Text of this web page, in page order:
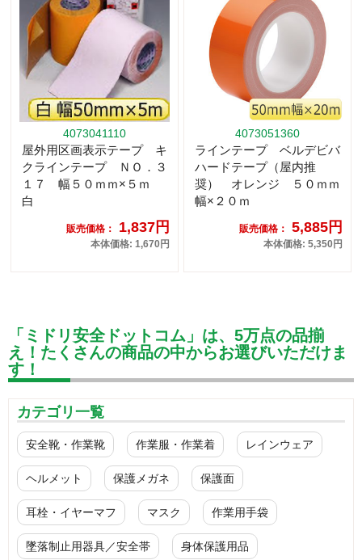
4073041110
屋外用区画表示テープ キ
クラインテープ ＮＯ．３
１７ 幅５０ｍｍ×５ｍ
白
販売価格： 1,837円
本体価格: 1,670円
4073051360
ラインテープ ベルデビバ
ハードテープ（屋内推
奨） オレンジ ５０ｍｍ
幅×２０ｍ
販売価格： 5,885円
本体価格: 5,350円
「ミドリ安全ドットコム」は、5万点の品揃
え！たくさんの商品の中からお選びいただけま
す！
カテゴリ一覧
安全靴・作業靴 作業服・作業着 レインウェア
ヘルメット 保護メガネ 保護面
耳栓・イヤーマフ マスク 作業用手袋
墜落制止用器具／安全帯 身体保護用品